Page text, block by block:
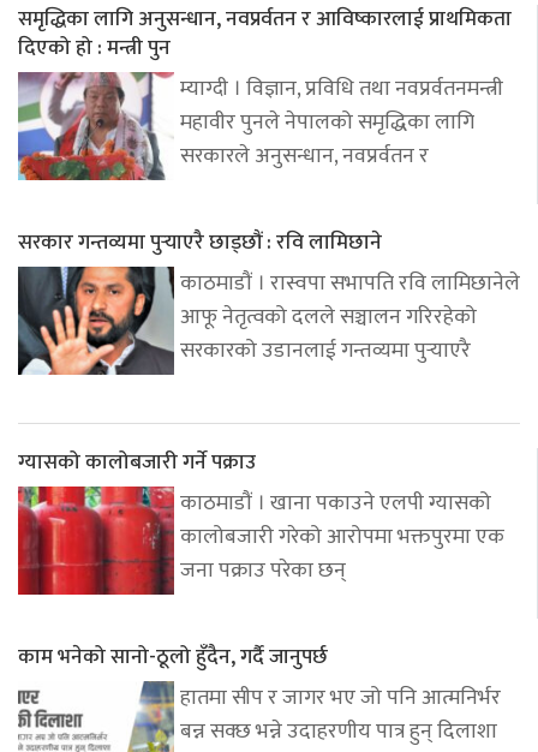
समृद्धिका लागि अनुसन्धान, नवप्रर्वतन र आविष्कारलाई प्राथमिकता
दिएको हो : मन्त्री पुन
म्याग्दी । विज्ञान, प्रविधि तथा नवप्रर्वतनमन्त्री
महावीर पुनले नेपालको समृद्धिका लागि
सरकारले अनुसन्धान, नवप्रर्वतन र
सरकार गन्तव्यमा पुर्‍याएरै छाड्छौं : रवि लामिछाने
काठमाडौं । रास्वपा सभापति रवि लामिछानेले
आफू नेतृत्वको दलले सञ्चालन गरिरहेको
सरकारको उडानलाई गन्तव्यमा पुर्‍याएरै
ग्यासको कालोबजारी गर्ने पक्राउ
काठमाडौं । खाना पकाउने एलपी ग्यासको
कालोबजारी गरेको आरोपमा भक्तपुरमा एक
जना पक्राउ परेका छन्
काम भनेको सानो-ठूलो हुँदैन, गर्दै जानुपर्छ
हातमा सीप र जागर भए जो पनि आत्मनिर्भर
बन्न सक्छ भन्ने उदाहरणीय पात्र हुन् दिलाशा